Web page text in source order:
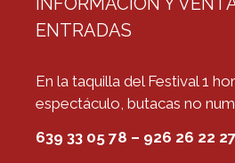
ENTRADAS
En la taquilla del Festival 1
espectáculo, butacas no
639 33 05 78 – 926 26 22 27